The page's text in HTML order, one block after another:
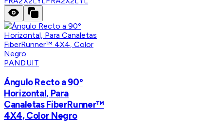
PANDUIT
Ángulo Recto a 90º
Horizontal, Para
Canaletas FiberRunner™
4X4, Color Negro